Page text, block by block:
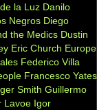
la Luz Danilo
Negros Diego
the Medics Dustin
Eric Church Europe
Federico Villa
Francesco Yates
Smith Guillermo
Lavoe Igor